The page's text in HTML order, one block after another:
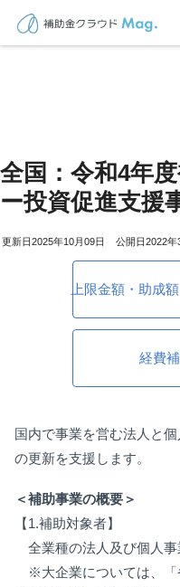
全国：令和4年
ー投資促進支援
2025年10月09日 2022年
上限金額・助成額
経費
国内で事業を営む法人と
の更新を支援します。
＜補助事業の概要＞
【1.補助対象者】
全業種の法人及び個人事
※大企業については、「